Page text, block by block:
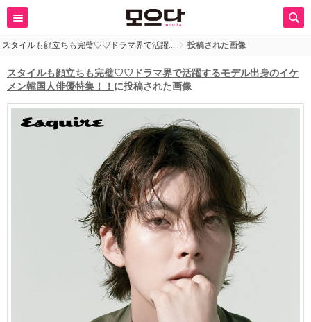
スタイルも顔立ちも完璧♡♡ドラマ界で活躍… 投稿された画像
スタイルも顔立ちも完璧♡♡ドラマ界で活躍するモデル出身のイケ
メン韓国人俳優特集！！ に投稿された画像